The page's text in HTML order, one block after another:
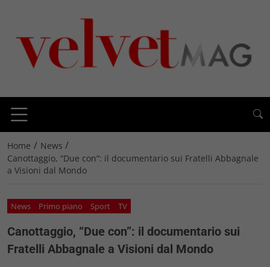
Home / News /
Canottaggio, “Due con”: il documentario sui Fratelli Abbagnale
a Visioni dal Mondo
News Primo piano Sport TV
Canottaggio, “Due con”: il documentario sui
Fratelli Abbagnale a Visioni dal Mondo